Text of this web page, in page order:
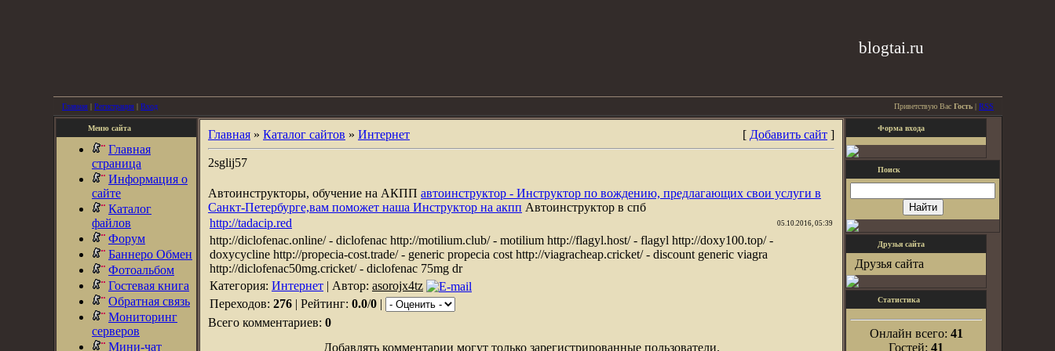
blogtai.ru
Главная | Регистрация | Вход Приветствую Вас Гость | RSS
Меню сайта
Главная
страница
Информация о
сайте
Каталог
файлов
Форум
Баннеро Обмен
Фотоальбом
Гостевая книга
Обратная связь
Мониторинг
серверов
Мини-чат
Главная » Каталог сайтов » Интернет [ Добавить сайт ]
2sglij57
Автоинструкторы, обучение на АКПП автоинструктор - Инструктор по вождению, предлагающих свои услуги в
Санкт-Петербурге,вам поможет наша Инструктор на акпп Автоинструктор в спб
http://tadacip.red
05.10.2016, 05:39
http://diclofenac.online/ - diclofenac http://motilium.club/ - motilium http://flagyl.host/ - flagyl http://doxy100.top/ -
doxycycline http://propecia-cost.trade/ - generic propecia cost http://viagracheap.cricket/ - discount generic viagra
http://diclofenac50mg.cricket/ - diclofenac 75mg dr
Категория: Интернет | Автор: asorojx4tz
Переходов: 276 | Рейтинг: 0.0/0 |
Всего комментариев: 0
Добавлять комментарии могут только зарегистрированные пользователи.
Форма входа
Поиск
Друзья сайта
Друзья сайта
Статистика
Онлайн всего: 41
Гостей: 41